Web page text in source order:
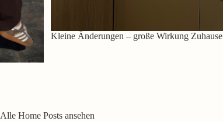
Kleine Änderungen – große Wirkung Zuhause
Alle Home Posts ansehen